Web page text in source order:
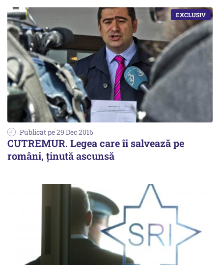
Publicat pe 29 Dec 2016
CUTREMUR. Legea care îi salvează pe
români, ținută ascunsă